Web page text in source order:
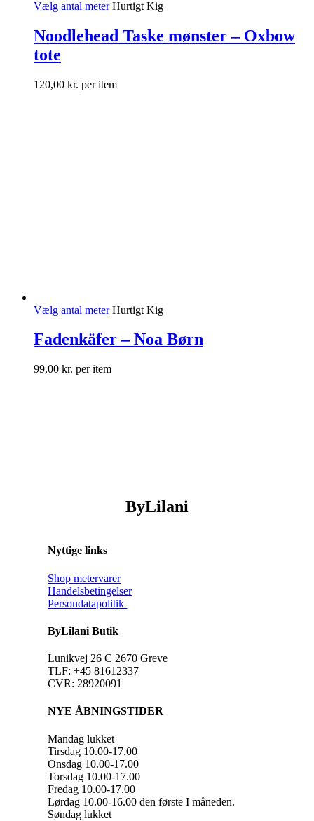
Vælg antal meter Hurtigt Kig
Noodlehead Taske mønster – Oxbow
tote
120,00 kr. per item
Vælg antal meter Hurtigt Kig
Fadenkäfer – Noa Børn
99,00 kr. per item
ByLilani
Nyttige links
Shop metervarer
Handelsbetingelser
Persondatapolitik
ByLilani Butik
Lunikvej 26 C 2670 Greve
TLF: +45 81612337
CVR: 28920091
NYE ÅBNINGSTIDER
Mandag lukket
Tirsdag 10.00-17.00
Onsdag 10.00-17.00
Torsdag 10.00-17.00
Fredag 10.00-17.00
Lørdag 10.00-16.00 den første I måneden.
Søndag lukket